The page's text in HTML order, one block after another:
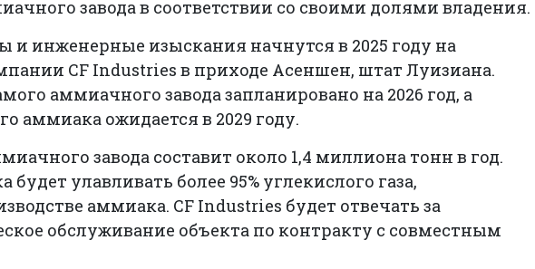
завода в соответствии со своими долями владения.
и инженерные изыскания начнутся в 2025 году на
CF Industries в приходе Асеншен, штат Луизиана.
аммиачного завода запланировано на 2026 год, а
аммиака ожидается в 2029 году.
завода составит около 1,4 миллиона тонн в год.
будет улавливать более 95% углекислого газа,
аммиака. CF Industries будет отвечать за
обслуживание объекта по контракту с совместным